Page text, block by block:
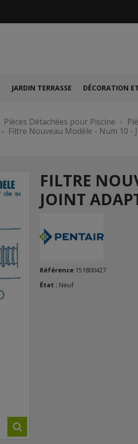
JARDIN TERRASSE DÉCORATION
Pièces Détachées pour Piscine
Filtre Nouveau Modèle - Num 10
FILTRE
JOINT
Référence 151800427
État : Neuf